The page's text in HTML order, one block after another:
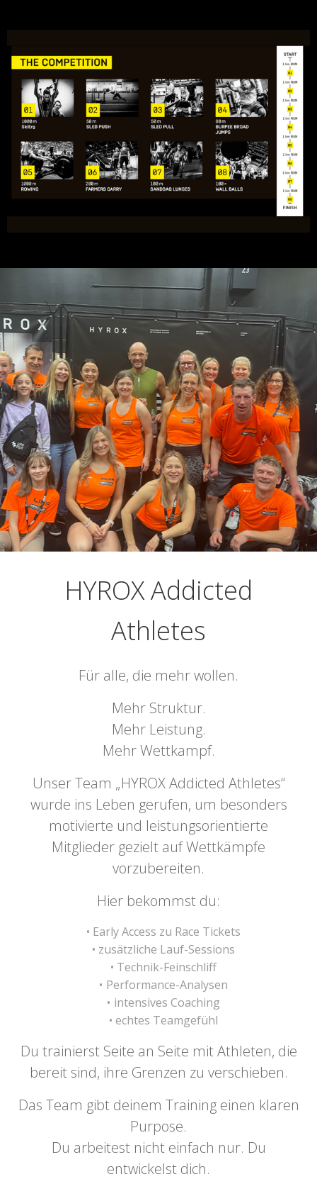
HYROX Addicted
Athletes
Für alle, die mehr wollen.
Mehr Struktur.
Mehr Leistung.
Mehr Wettkampf.
Unser Team „HYROX Addicted Athletes“
wurde ins Leben gerufen, um besonders
motivierte und leistungsorientierte
Mitglieder gezielt auf Wettkämpfe
vorzubereiten.
Hier bekommst du:
Early Access zu Race Tickets
zusätzliche Lauf-Sessions
Technik-Feinschliff
Performance-Analysen
intensives Coaching
echtes Teamgefühl
Du trainierst Seite an Seite mit Athleten, die
bereit sind, ihre Grenzen zu verschieben.
Das Team gibt deinem Training einen klaren
Purpose.
Du arbeitest nicht einfach nur. Du
entwickelst dich.